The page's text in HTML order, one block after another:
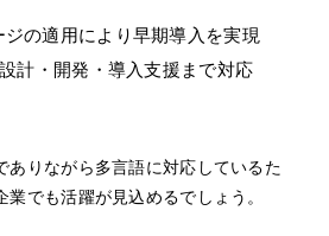
の適用により早期導入を実現
計・開発・導入支援まで対応
ありながら多言語に対応しているた
でも活躍が見込めるでしょう。